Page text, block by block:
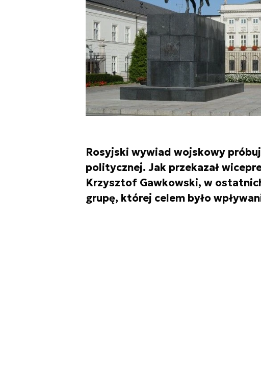
Rosyjski wywiad wojskowy
politycznej. Jak przekazał
Krzysztof Gawkowski, w
grupę, której celem było